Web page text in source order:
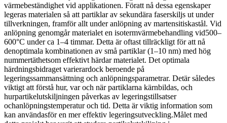
värmebeständighet vid applikationen. Föratt nå dessa egenskaper
legeras materialen så att partiklar av sekundära faserskiljs ut under
tillverkningen, framför allt under anlöpning av martensitiskastål. Vid
anlöpning genomgår materialet en isotermvärmebehandling vid500–
600°C under ca 1–4 timmar. Detta är oftast tillräckligt för att nå
denoptimala kombinationen av små partiklar (1–10 nm) med hög
nummertäthetsom effektivt härdar materialet. Det optimala
härdningsbidraget varierardock beroende på
legeringssammansättning och anlöpningsparametrar. Detär således
viktigt att förstå hur, var och när partiklarna kärnbildas, och
hurpartikelutskiljningen påverkas av legeringstillsatser
ochanlöpningstemperatur och tid. Detta är viktig information som
kan användasför en mer effektiv legeringsutveckling.Målet med